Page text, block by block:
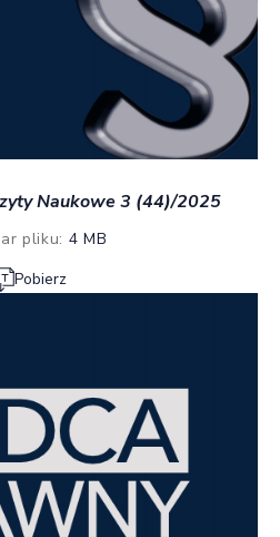
Naukowe 3 (44)/2025
pliku: 4 MB
Pobierz